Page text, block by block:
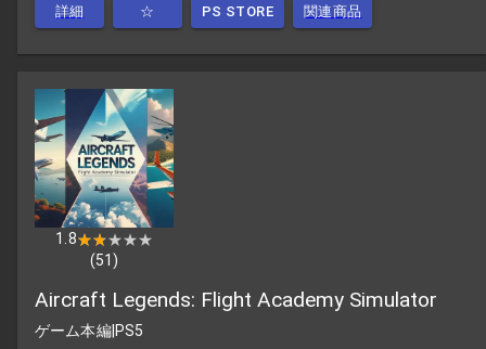
詳細 ☆ PS STORE 関連商品
1.8★★★★★
★★★★★
(51 )
Aircraft Legends: Flight Academy Simulator
ゲーム本編|PS5